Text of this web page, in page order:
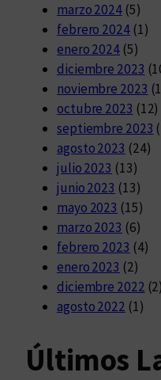
marzo 2024 (5)
febrero 2024(1)
enero 2024 (5)
diciembre 2023
noviembre 2023
octubre 2023 (12)
septiembre 2023
agosto 2023 (24)
julio 2023 (13)
junio 2023 (13)
mayo 2023 (15)
marzo 2023 (6)
febrero 2023 (4)
enero 2023 (2)
diciembre 2022 (2)
agosto 2022 (1)
Últimos